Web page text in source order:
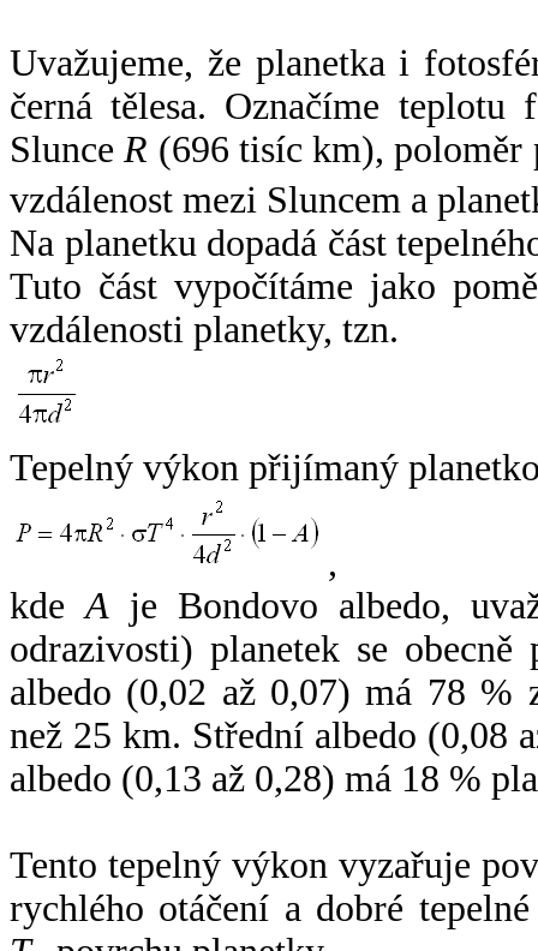
Uvažujeme, že planetka i
černá tělesa. Označíme
SlunceR (696 tisíc km),
vzdálenost mezi Sluncem a
Na planetku dopadá část
Tuto část vypočítáme jako
vzdálenosti planetky, tzn.
Tepelný výkon přijímaný
,
kdeA je Bondovo albedo,
odrazivosti) planetek se
albedo (0,02 až 0,07) má 78 %
než 25 km. Střední albedo (0,08
albedo (0,13 až 0,28) má 18 %
Tento tepelný výkon vyzařuje
rychlého otáčení a dobré